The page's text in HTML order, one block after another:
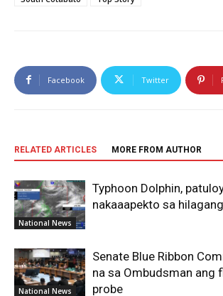
Facebook Twitter
RELATED ARTICLES MORE FROM AUTHOR
National News
Typhoon Dolphin,
nakaaapekto sa
National News
Senate Blue Ribbon
na sa Ombudsman ang
probe